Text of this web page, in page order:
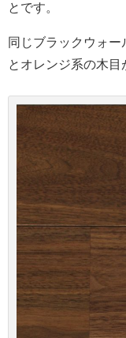
とです。
同じブラックウォー
とオレンジ系の木目